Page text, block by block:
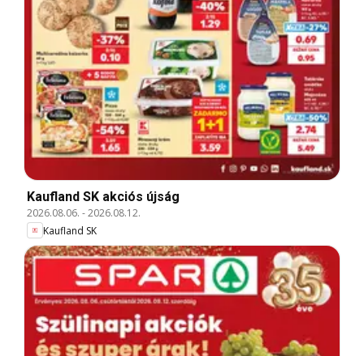
Kaufland SK akciós újság
2026.08.06. -2026.08.12.
Kaufland SK